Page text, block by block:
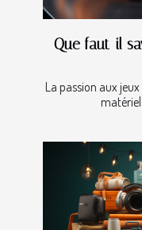
Que faut-il
La passion aux